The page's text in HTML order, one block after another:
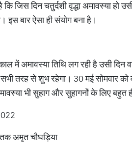
जिस दिन चतुर्दशी वृद्धा अमावस्या हो
इस बार ऐसा ही संयोग बना है।
में अमावस्या तिथि लग रही है उसी
सभी तरह से शुभ रहेगा। 30 मई सोमवार
भी सुहाग और सुहागनों के लिए बहुत
अमृत चौघड़िया